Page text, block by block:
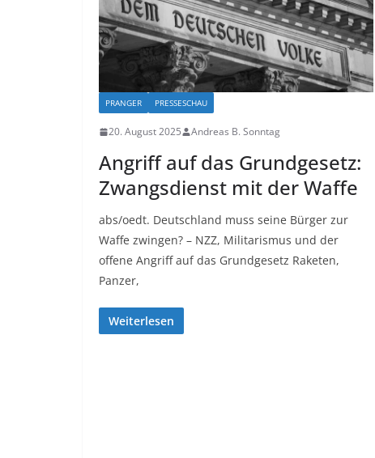
PRANGER PRESSESCHAU
20. August 2025 Andreas B. Sonntag
Angriff auf das Grundgesetz:
Zwangsdienst mit der Waffe
abs/oedt. Deutschland muss seine Bürger zur
Waffe zwingen? – NZZ, Militarismus und der
offene Angriff auf das Grundgesetz Raketen,
Panzer,
Weiterlesen